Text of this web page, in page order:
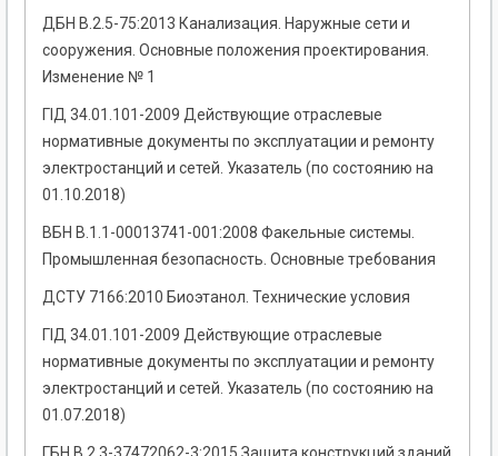
ДБН В.2.5-75:2013 Канализация. Наружные сети и
сооружения. Основные положения проектирования.
Изменение № 1
ГІД 34.01.101-2009 Действующие отраслевые
нормативные документы по эксплуатации и ремонту
электростанций и сетей. Указатель (по состоянию на
01.10.2018)
ВБН В.1.1-00013741-001:2008 Факельные системы.
Промышленная безопасность. Основные требования
ДСТУ 7166:2010 Биоэтанол. Технические условия
ГІД 34.01.101-2009 Действующие отраслевые
нормативные документы по эксплуатации и ремонту
электростанций и сетей. Указатель (по состоянию на
01.07.2018)